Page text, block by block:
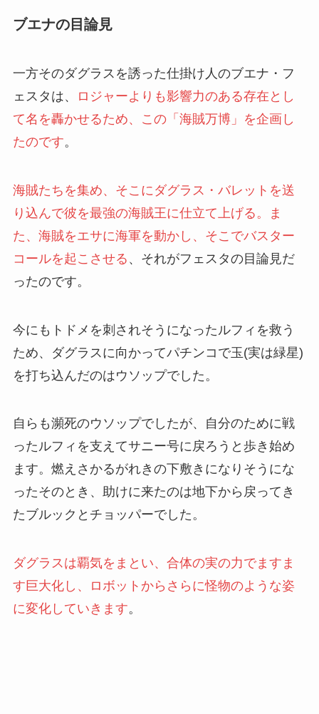
ブエナの目論見
一方そのダグラスを誘った仕掛け人のブエナ・フ
ェスタは、
ロジャーよりも影響力のある存在とし
て名を轟かせるため、この「海賊万博」を企画し
たのです。
海賊たちを集め、そこにダグラス・バレットを送
り込んで彼を最強の海賊王に仕立て上げる。ま
た、海賊をエサに海軍を動かし、そこでバスター
コールを起こさせる 、それがフェスタの目論見だ
ったのです。
今にもトドメを刺されそうになったルフィを救う
ため、ダグラスに向かってパチンコで玉(実は緑星)
を打ち込んだのはウソップでした。
自らも瀕死のウソップでしたが、自分のために戦
ったルフィを支えてサニー号に戻ろうと歩き始め
ます。燃えさかるがれきの下敷きになりそうにな
ったそのとき、助けに来たのは地下から戻ってき
たブルックとチョッパーでした。
ダグラスは覇気をまとい、合体の実の力でますま
す巨大化し、ロボットからさらに怪物のような姿
に変化していきます。